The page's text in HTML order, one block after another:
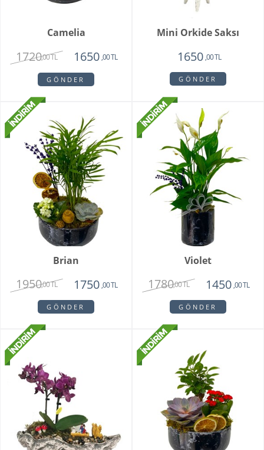
Camelia
1720,00 TL 1650,00 TL
GÖNDER
Mini Orkide Saksı
1650,00 TL
GÖNDER
Brian
1950,00 TL 1750 ,00 TL
GÖNDER
Violet
1780,00 TL 1450 ,00 TL
GÖNDER